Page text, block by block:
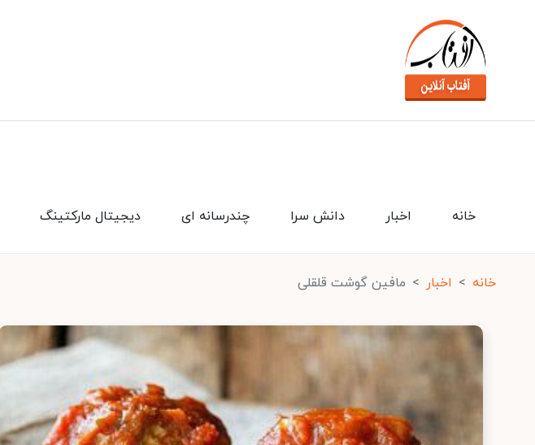
دیجیتال مارکتینگ چندرسانه ای دانش سرا اخبار خانه
خانه اخبار مافین گوشت قلقلی